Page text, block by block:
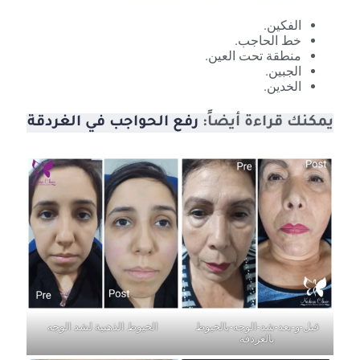
الفكين.
خط الحاجب.
منطقة تحت العين.
الجبين.
الخدين.
يمكنك قراءة أيضاً: رفع الحواجب في الغردقة
قبل-و-بعد-شد-الوجه-بالخيوط
بالغردقه
الخيوط الذهبية لشد الوجه